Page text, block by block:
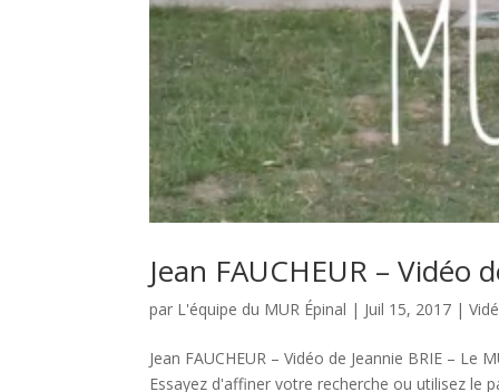
Jean FAUCHEUR – Vidéo
par L'équipe du MUR Épinal | Juil 15, 2017 |
Jean FAUCHEUR – Vidéo de Jeannie BRIE –
Essayez d'affiner votre recherche ou utilisez le